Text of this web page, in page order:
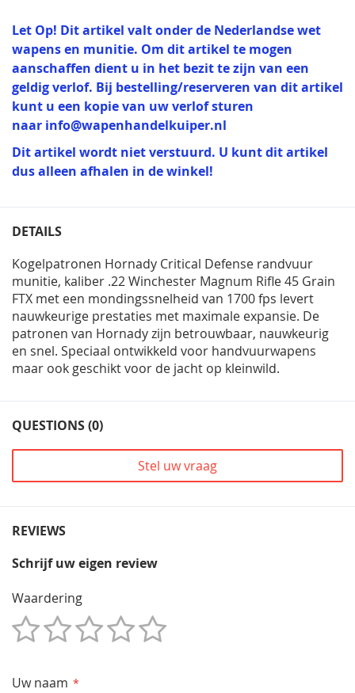
Let Op! Dit artikel valt onder de Nederlandse wet
wapens en munitie. Om dit artikel te mogen
aanschaffen dient u in het bezit te zijn van een
geldig verlof. Bij bestelling/reserveren van dit artikel
kunt u een kopie van uw verlof sturen
naar info@wapenhandelkuiper.nl
Dit artikel wordt niet verstuurd. U kunt dit artikel
dus alleen afhalen in de winkel!
DETAILS
Kogelpatronen Hornady Critical Defense randvuur
munitie, kaliber .22 Winchester Magnum Rifle 45 Grain
FTX met een mondingssnelheid van 1700 fps levert
nauwkeurige prestaties met maximale expansie. De
patronen van Hornady zijn betrouwbaar, nauwkeurig
en snel. Speciaal ontwikkeld voor handvuurwapens
maar ook geschikt voor de jacht op kleinwild.
QUESTIONS (0)
Stel uw vraag
REVIEWS
Schrijf uw eigen review
Waardering
Uw naam